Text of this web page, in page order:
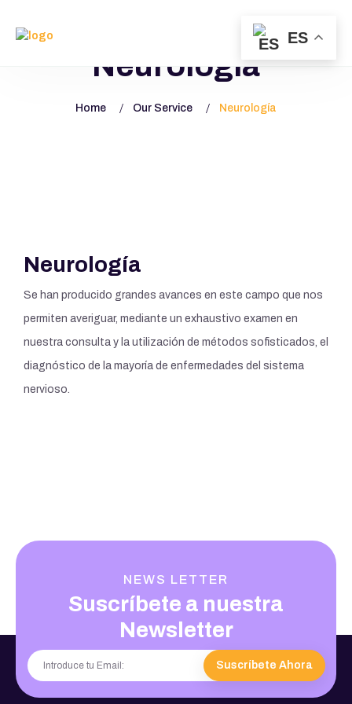
Neurología
Home Our Service Neurología
Neurología
Se han producido grandes avances en este campo que nos
permiten averiguar, mediante un exhaustivo examen en
nuestra consulta y la utilización de métodos sofisticados, el
diagnóstico de la mayoría de enfermedades del sistema
nervioso.
NEWS LETTER
Suscríbete a nuestra
Newsletter
Suscríbete Ahora
ES